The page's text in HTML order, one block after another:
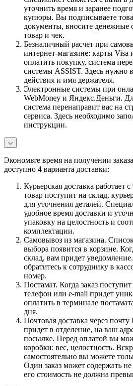
уточнить время и заранее
купюры. Вы подписываете
документы, вносите денежные
товар и чек.
Безналичный расчет при
интернет-магазине: карты Visa
оплатить покупку, система
системы ASSIST. Здесь нужно
действия и имя держателя.
Электронные системы при
WebMoney и Яндекс.Деньги.
система перенаправит вас на
сервиса. Здесь необходимо
инструкции.
Экономьте время на получении
доступно 4 варианта доставки:
Курьерская доставка работает
товар поступит на склад,
для уточнения деталей.
удобное время доставки и
упаковку на целостность и
комплектации.
Самовывоз из магазина.
выбора появится в корзине.
склад, вам придет
обратитесь к сотруднику в
номер.
Постамат. Когда заказ
телефон или e-mail придет
оплатить в терминале
дня.
Почтовая доставка через почту
придет в отделение, на ваш
посылке. Перед оплатой вы
коробки: вес, целостность.
самостоятельно вы можете
Один заказ может содержать
его стоимость не должна